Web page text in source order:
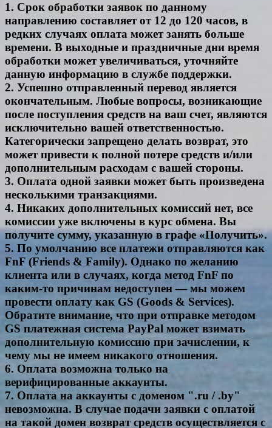
1. Срок обработки заявок по данному
направлению составляет от 12 до 120 часов, в
редких случаях оплата может занять больше
времени. В выходные и праздничные дни время
обработки может увеличиваться, уточняйте
данную информацию в службе поддержки.
2. Успешно отправленный перевод является
окончательным. Любые вопросы, возникающие
после поступления средств на ваш счет, являются
исключительно вашей ответственностью.
Категорически запрещено делать возврат, это
может привести к полной потере средств и/или
дополнительным расходам с вашей стороны.
3. Оплата одной заявки может быть произведена
несколькими транзакциями.
4. Никаких дополнительных комиссий нет, все
комиссии уже включены в курс обмена. Вы
получите сумму, указанную в графе «Получить».
5. По умолчанию все платежи отправляются как
FnF (Friends & Family). Однако по желанию
клиента или в случаях, когда метод FnF по
каким-то причинам недоступен — мы можем
провести оплату как GS (Goods & Services).
Обратите внимание, что при отправке методом
GS платежная система PayPal может взимать
дополнительную комиссию при зачислении, к
чему мы не имеем никакого отношения.
6. Оплата возможна только на
верифицированные аккаунты.
7. Оплата на аккаунты с доменом ".ru / .by"
невозможна. В случае подачи заявки с оплатой
на такой домен возврат средств осуществляется с